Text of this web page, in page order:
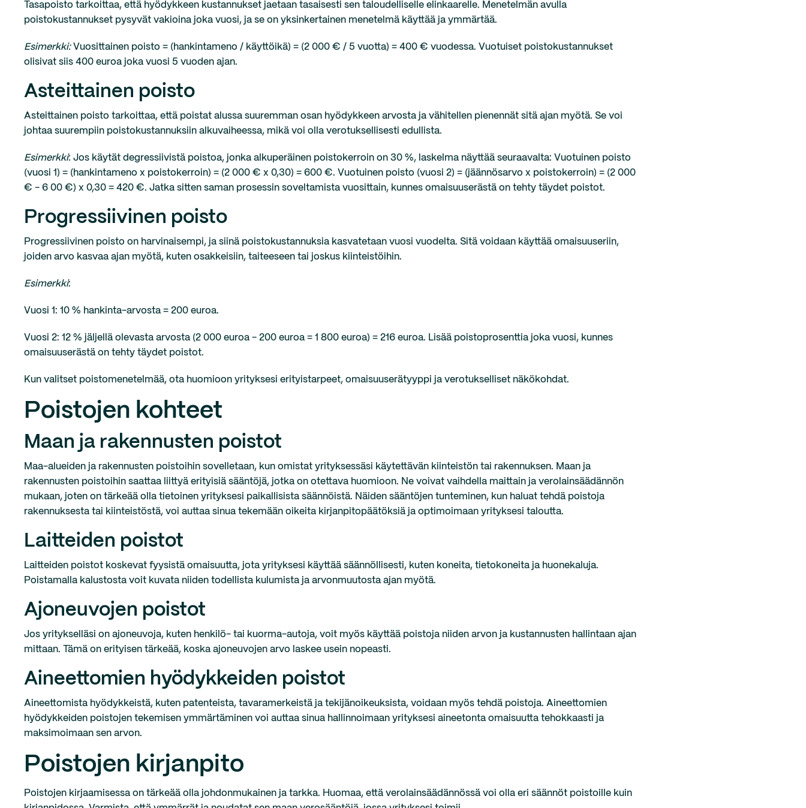
Tasapoisto tarkoittaa, että hyödykkeen kustannukset jaetaan tasaisesti sen taloudelliselle elinkaarelle. Menetelmän avulla
poistokustannukset pysyvät vakioina joka vuosi, ja se on yksinkertainen menetelmä käyttää ja ymmärtää.
Esimerkki:Vuosittainen poisto = (hankintameno / käyttöikä) = (2 000 € / 5 vuotta) = 400 € vuodessa. Vuotuiset poistokustannukset
olisivat siis 400 euroa joka vuosi 5 vuoden ajan.
Asteittainen poisto
Asteittainen poisto tarkoittaa, että poistat alussa suuremman osan hyödykkeen arvosta ja vähitellen pienennät sitä ajan myötä. Se voi
johtaa suurempiin poistokustannuksiin alkuvaiheessa, mikä voi olla verotuksellisesti edullista.
Esimerkki: Jos käytät degressiivistä poistoa, jonka alkuperäinen poistokerroin on 30 %, laskelma näyttää seuraavalta: Vuotuinen poisto
(vuosi 1) = (hankintameno x poistokerroin) = (2 000 € x 0,30) = 600 €. Vuotuinen poisto (vuosi 2) = (jäännösarvo x poistokerroin) = (2 000
€ - 6 00 €) x 0,30 = 420 €. Jatka sitten saman prosessin soveltamista vuosittain, kunnes omaisuuserästä on tehty täydet poistot.
Progressiivinen poisto
Progressiivinen poisto on harvinaisempi, ja siinä poistokustannuksia kasvatetaan vuosi vuodelta. Sitä voidaan käyttää omaisuuseriin,
joiden arvo kasvaa ajan myötä, kuten osakkeisiin, taiteeseen tai joskus kiinteistöihin.
Esimerkki:
Vuosi 1: 10 % hankinta-arvosta = 200 euroa.
Vuosi 2: 12 % jäljellä olevasta arvosta (2 000 euroa - 200 euroa = 1 800 euroa) = 216 euroa. Lisää poistoprosenttia joka vuosi, kunnes
omaisuuserästä on tehty täydet poistot.
Kun valitset poistomenetelmää, ota huomioon yrityksesi erityistarpeet, omaisuuserätyyppi ja verotukselliset näkökohdat.
Poistojen kohteet
Maan ja rakennusten poistot
Maa-alueiden ja rakennusten poistoihin sovelletaan, kun omistat yrityksessäsi käytettävän kiinteistön tai rakennuksen. Maan ja
rakennusten poistoihin saattaa liittyä erityisiä sääntöjä, jotka on otettava huomioon. Ne voivat vaihdella maittain ja verolainsäädännön
mukaan, joten on tärkeää olla tietoinen yrityksesi paikallisista säännöistä. Näiden sääntöjen tunteminen, kun haluat tehdä poistoja
rakennuksesta tai kiinteistöstä, voi auttaa sinua tekemään oikeita kirjanpitopäätöksiä ja optimoimaan yrityksesi taloutta.
Laitteiden poistot
Laitteiden poistot koskevat fyysistä omaisuutta, jota yrityksesi käyttää säännöllisesti, kuten koneita, tietokoneita ja huonekaluja.
Poistamalla kalustosta voit kuvata niiden todellista kulumista ja arvonmuutosta ajan myötä.
Ajoneuvojen poistot
Jos yritykselläsi on ajoneuvoja, kuten henkilö- tai kuorma-autoja, voit myös käyttää poistoja niiden arvon ja kustannusten hallintaan ajan
mittaan. Tämä on erityisen tärkeää, koska ajoneuvojen arvo laskee usein nopeasti.
Aineettomien hyödykkeiden poistot
Aineettomista hyödykkeistä, kuten patenteista, tavaramerkeistä ja tekijänoikeuksista, voidaan myös tehdä poistoja. Aineettomien
hyödykkeiden poistojen tekemisen ymmärtäminen voi auttaa sinua hallinnoimaan yrityksesi aineetonta omaisuutta tehokkaasti ja
maksimoimaan sen arvon.
Poistojen kirjanpito
Poistojen kirjaamisessa on tärkeää olla johdonmukainen ja tarkka. Huomaa, että verolainsäädännössä voi olla eri säännöt poistoille kuin